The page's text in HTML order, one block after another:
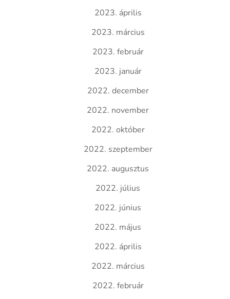
2023. április
2023. március
2023. február
2023. január
2022. december
2022. november
2022. október
2022. szeptember
2022. augusztus
2022. július
2022. június
2022. május
2022. április
2022. március
2022. február